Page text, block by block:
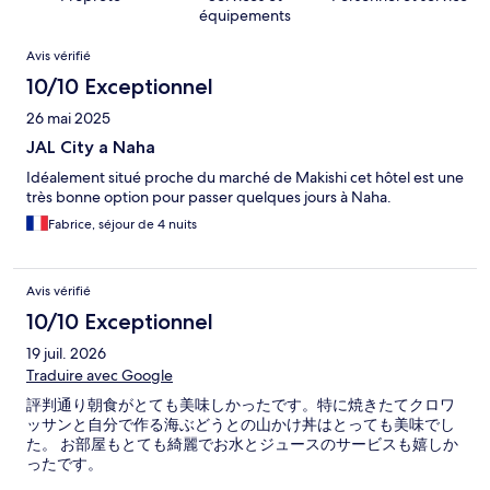
équipements
Avis
Avis vérifié
10/10 Exceptionnel
26 mai 2025
JAL City a Naha
Idéalement situé proche du marché de Makishi cet hôtel est une
très bonne option pour passer quelques jours à Naha.
Fabrice, séjour de 4 nuits
Avis vérifié
10/10 Exceptionnel
19 juil. 2026
Traduire avec Google
評判通り朝食がとても美味しかったです。特に焼きたてクロワ
ッサンと自分で作る海ぶどうとの山かけ丼はとっても美味でし
た。 お部屋もとても綺麗でお水とジュースのサービスも嬉しか
ったです。